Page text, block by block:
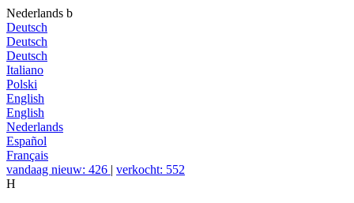
Nederlands b
Deutsch
Deutsch
Deutsch
Italiano
Polski
English
English
Nederlands
Español
Français
vandaag nieuw: 426 | verkocht: 552
H